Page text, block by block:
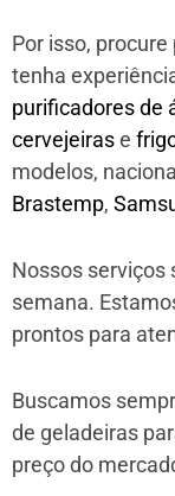
Por isso, procure
tenha
purificadores de
cervejeirase
modelos,
Brastemp,
Nossos serviços
semana.
prontos para
Buscamos
de geladeiras
preço do